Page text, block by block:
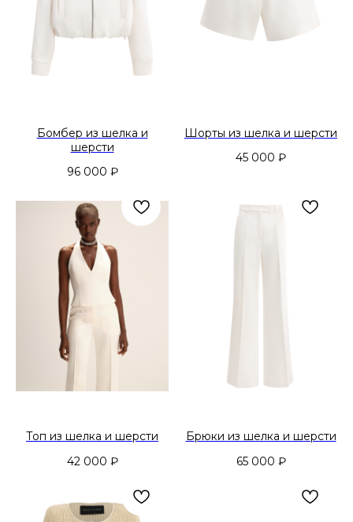
Бомбер из шелка и
шерсти
96 000 ₽
Шорты из шелка и шерсти
45 000 ₽
Топ из шелка и шерсти
42 000 ₽
Брюки из шелка и шерсти
65 000 ₽